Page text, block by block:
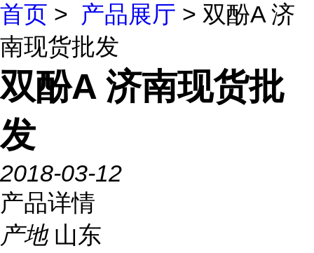
首页 > 产品展厅 > 双酚A 济
南现货批发
双酚A 济南现货批
发
2018-03-12
产品详情
产地 山东